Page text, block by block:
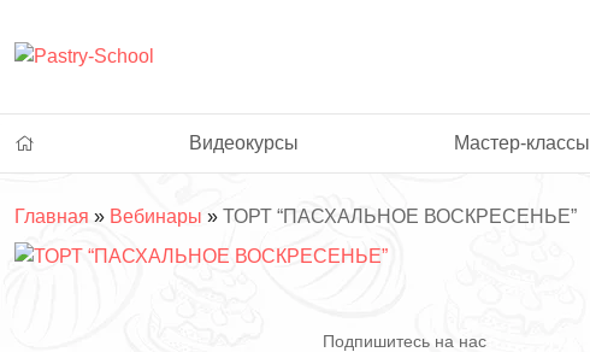
Видеокурсы Мастер-классы
Главная » Вебинары » ТОРТ “ПАСХАЛЬНОЕ ВОСКРЕСЕНЬЕ”
Подпишитесь на нас